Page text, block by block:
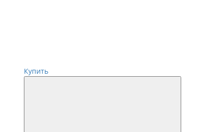
Купить